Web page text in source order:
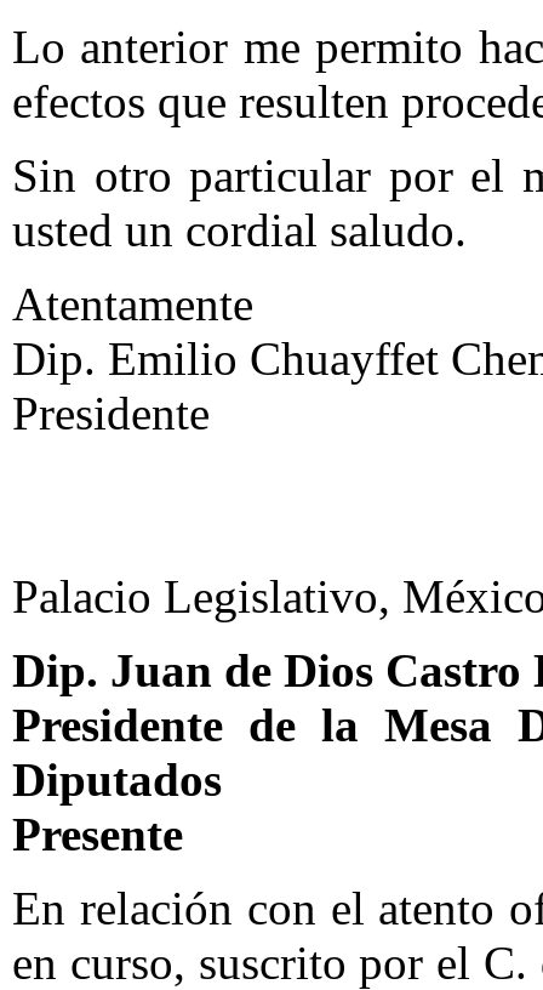
Lo anterior me permito
efectos que resulten
Sin otro particular por el
usted un cordial saludo.
Atentamente
Dip. Emilio Chuayffet
Presidente
Palacio Legislativo,
Dip. Juan de Dios Castro
Presidente de la Mesa
Diputados
Presente
En relación con el atento
en curso, suscrito por el